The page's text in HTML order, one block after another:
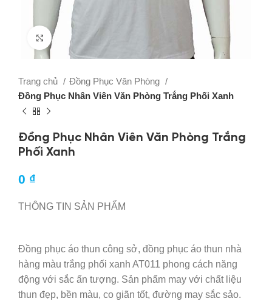
Click to enlarge
Trang chủ
Đồng Phục Văn Phòng
Đồng Phục Nhân Viên Văn Phòng Trắng Phối Xanh
Đồng Phục Nhân Viên Văn Phòng Trắng
Phối Xanh
0 ₫
THÔNG TIN SẢN PHẨM
Đồng phục áo thun công sở, đồng phục áo thun nhà
hàng màu trắng phối xanh AT011 phong cách năng
động với sắc ấn tượng. Sản phẩm may với chất liệu
thun đẹp, bền màu, co giãn tốt, đường may sắc sảo.